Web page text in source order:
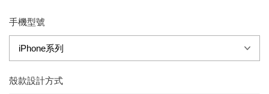
手機型號
殼款設計方式